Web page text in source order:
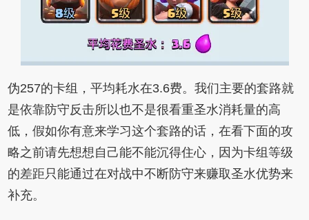
伪257的卡组，平均耗水在3.6费。我们主要的套路就
是依靠防守反击所以也不是很看重圣水消耗量的高
低，假如你有意来学习这个套路的话，在看下面的攻
略之前请先想想自己能不能沉得住心，因为卡组等级
的差距只能通过在对战中不断防守来赚取圣水优势来
补充。